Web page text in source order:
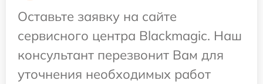
Оставьте заявку на сайте
сервисного центра Blackmagic. Наш
консультант перезвонит Вам для
уточнения необходимых работ